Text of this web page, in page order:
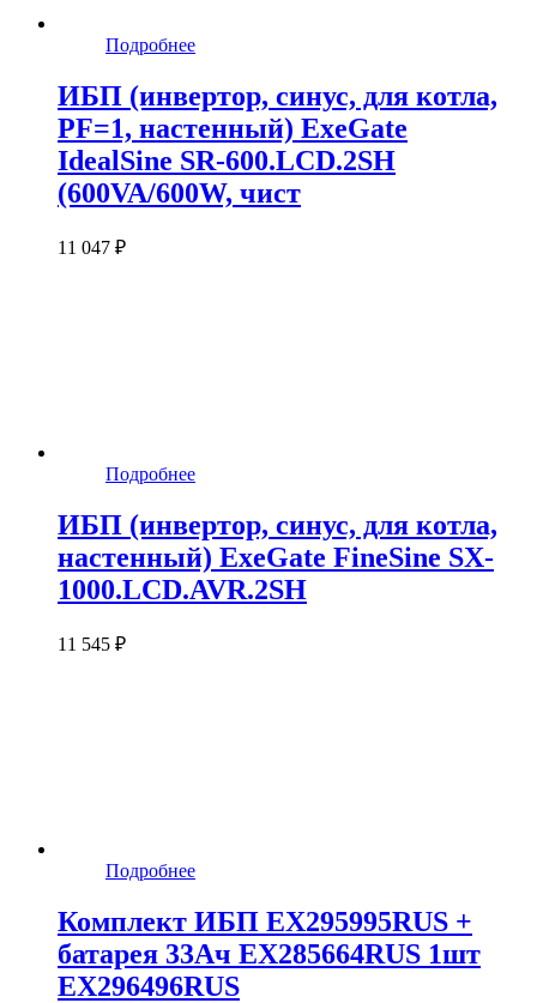
Подробнее
ИБП (инвертор, синус, для котла,
PF=1, настенный) ExeGate
IdealSine SR-600.LCD.2SH
(600VA/600W, чист
11 047 ₽
Подробнее
ИБП (инвертор, синус, для котла,
настенный) ExeGate FineSine SX-
1000.LCD.AVR.2SH
11 545 ₽
Подробнее
Комплект ИБП EX295995RUS +
батарея 33Aч EX285664RUS 1шт
EX296496RUS